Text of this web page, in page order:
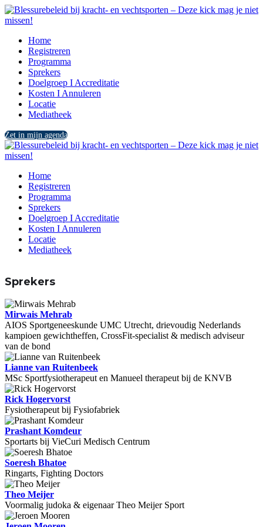
Home
Registreren
Programma
Sprekers
Doelgroep I Accreditatie
Kosten I Annuleren
Locatie
Mediatheek
Zet in mijn agenda
Home
Registreren
Programma
Sprekers
Doelgroep I Accreditatie
Kosten I Annuleren
Locatie
Mediatheek
Sprekers
Mirwais Mehrab
AIOS Sportgeneeskunde UMC Utrecht, drievoudig Nederlands
kampioen gewichtheffen, CrossFit-specialist & medisch adviseur
van de bond
Lianne van Ruitenbeek
MSc Sportfysiotherapeut en Manueel therapeut bij de KNVB
Rick Hogervorst
Fysiotherapeut bij Fysiofabriek
Prashant Komdeur
Sportarts bij VieCuri Medisch Centrum
Soeresh Bhatoe
Ringarts, Fighting Doctors
Theo Meijer
Voormalig judoka & eigenaar Theo Meijer Sport